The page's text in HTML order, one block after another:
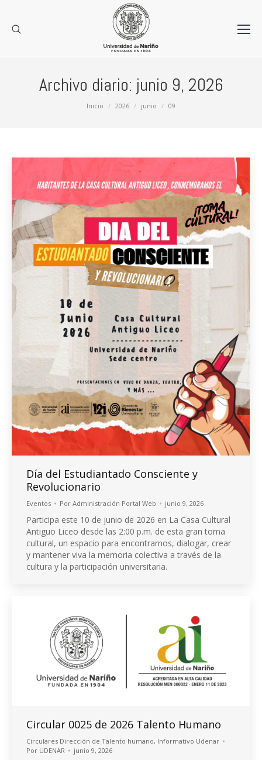
Archivo diario: junio 9, 2026
Inicio 2026 junio 09
Día del Estudiantado Consciente y
Revolucionario
Eventos Por Administración Portal Web junio 9, 2026
Participa este 10 de junio de 2026 en La Casa Cultural
Antiguo Liceo desde las 2:00 p.m. de esta gran toma
cultural, un espacio para encontrarnos, dialogar, crear
y mantener viva la memoria colectiva a través de la
cultura y la participación universitaria.
Circular 0025 de 2026 Talento Humano
Circulares Dirección de Talento humano, Informativo Udenar
Por UDENAR junio 9, 2026